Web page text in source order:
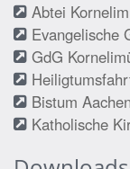
Abtei
Evangelische
GdG
Bistum
Katholische